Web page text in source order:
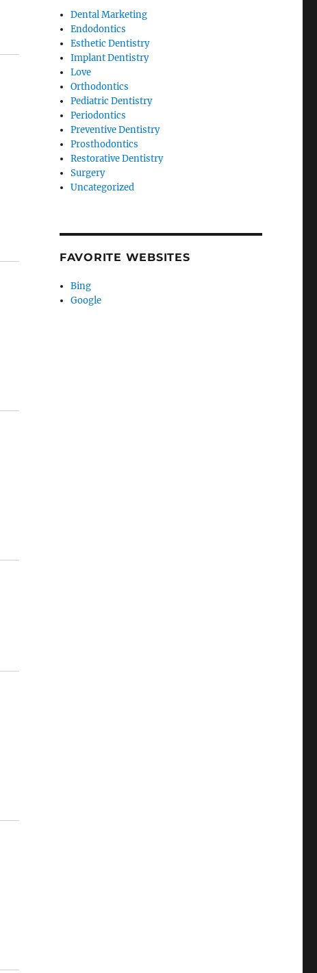
Dental Marketing
Endodontics
Esthetic Dentistry
Implant Dentistry
Love
Orthodontics
Pediatric Dentistry
Periodontics
Preventive Dentistry
Prosthodontics
Restorative Dentistry
Surgery
Uncategorized
FAVORITE WEBSITES
Bing
Google